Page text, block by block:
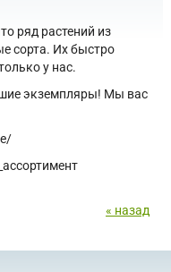
ряд растений из
сорта. Их быстро
у нас.
экземпляры! Мы вас
« назад